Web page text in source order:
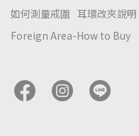
如何測量戒圍 耳環改夾說明
Foreign Area-How to Buy